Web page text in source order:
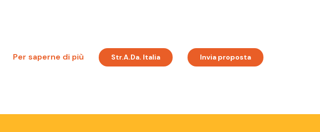
Per saperne di più Str.A.Da. Italia Invia proposta